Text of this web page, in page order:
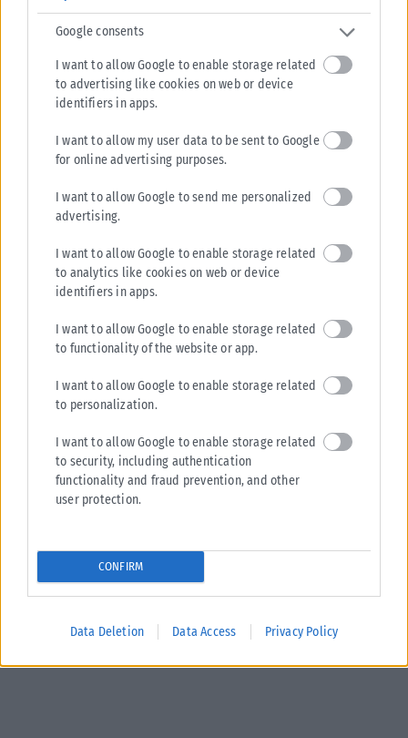
Google consents
I want to allow Google to enable storage related
to advertising like cookies on web or device
identifiers in apps.
I want to allow my user data to be sent to Google
for online advertising purposes.
I want to allow Google to send me personalized
advertising.
I want to allow Google to enable storage related
to analytics like cookies on web or device
identifiers in apps.
I want to allow Google to enable storage related
to functionality of the website or app.
I want to allow Google to enable storage related
to personalization.
I want to allow Google to enable storage related
to security, including authentication
functionality and fraud prevention, and other
user protection.
CONFIRM
Data Deletion Data Access Privacy Policy
ΔΙΕΘΝΉ
Βουλγαρία: Drone εξερράγη κοντά σε αγωγό φυσικού αερίου
– Η Σόφια κάλεσε την Ουκρανή πρέσβη για εξηγήσεις
επανδρωμένου αεροσκάφους κοντά στα σύνορα με τη Ρουμανία και
ΑΝΑΡΤΉΘΗΚΕ ΑΠΌΔΉΜΗΤΡΑ ΚΑΤΡΑΜΆΔΟΥ 08/08/2026
Στενά του Ορμούζ: Το Ιράν σκληραίνει τη στάση του – Ζητά
Στενών του Ορμούζ η σκληρή γραμμή που υιοθετεί η Τεχεράνη, καθώς...